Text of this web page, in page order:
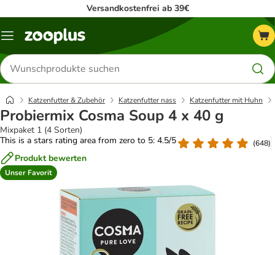
Versandkostenfrei ab 39€
Menü
Produkte
suchen
Katzenfutter & Zubehör Katzenfutter nass Katzenfutter mit Huhn
Probiermix Cosma Soup 4 x 40 g
Mixpaket 1 (4 Sorten)
This is a stars rating area from zero to 5: 4.5/5
(648)
Produkt bewerten
Unser Favorit